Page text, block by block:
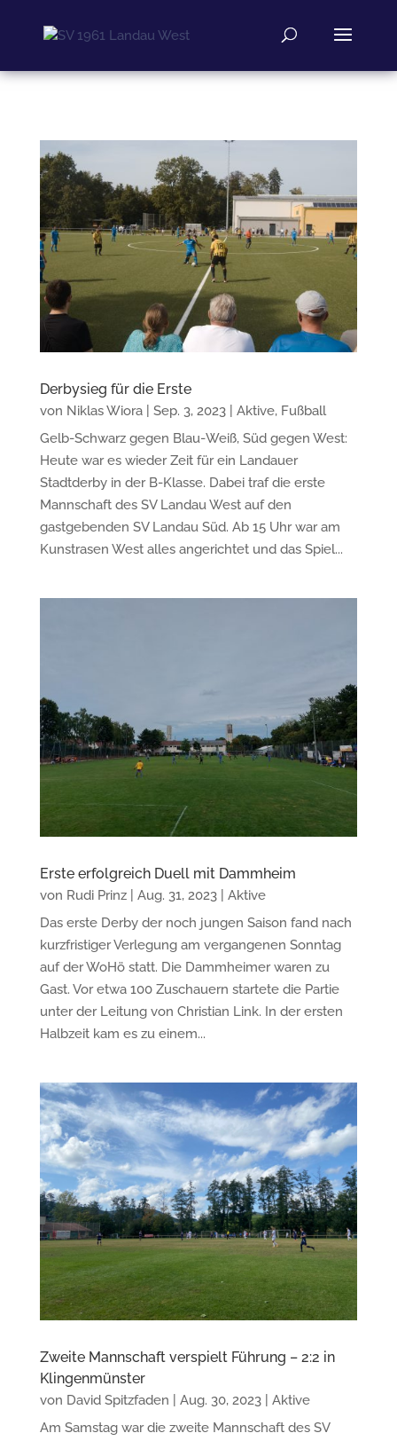
Derbysieg für die Erste
von Niklas Wiora| Sep. 3, 2023| Aktive, Fußball
Gelb-Schwarz gegen Blau-Weiß, Süd gegen West:
Heute war es wieder Zeit für ein Landauer
Stadtderby in der B-Klasse. Dabei traf die erste
Mannschaft des SV Landau West auf den
gastgebenden SV Landau Süd. Ab 15 Uhr war am
Kunstrasen West alles angerichtet und das Spiel...
Erste erfolgreich Duell mit Dammheim
von Rudi Prinz| Aug. 31, 2023| Aktive
Das erste Derby der noch jungen Saison fand nach
kurzfristiger Verlegung am vergangenen Sonntag
auf der WoHö statt. Die Dammheimer waren zu
Gast. Vor etwa 100 Zuschauern startete die Partie
unter der Leitung von Christian Link. In der ersten
Halbzeit kam es zu einem...
Zweite Mannschaft verspielt Führung – 2:2 in
Klingenmünster
von David Spitzfaden Aug. 30, 2023| Aktive
Am Samstag war die zweite Mannschaft des SV